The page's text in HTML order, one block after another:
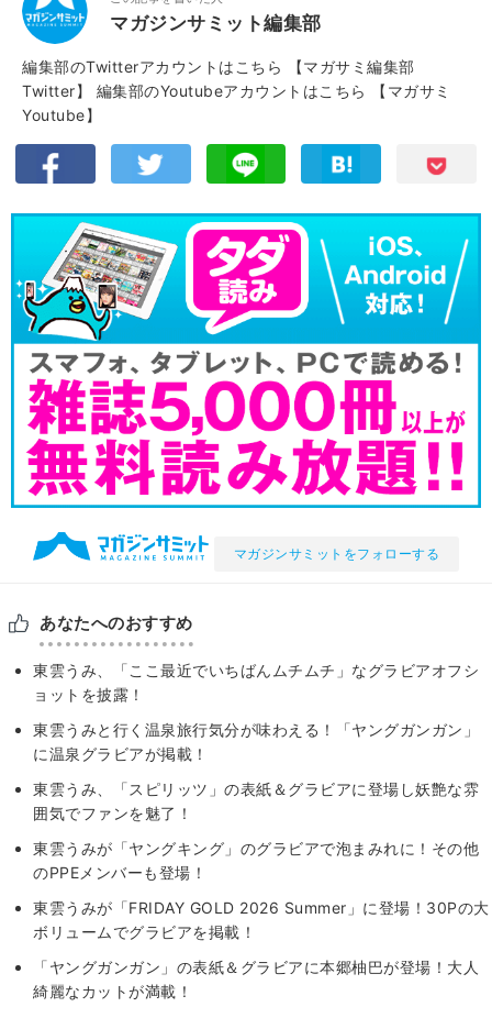
マガジンサミット編集部
編集部のTwitterアカウントはこちら
【マガサミ編集部
Twitter】
編集部のYoutubeアカウントはこちら
【マガサミ
Youtube】
マガジンサミットをフォローする
あなたへのおすすめ
東雲うみ、「ここ最近でいちばんムチムチ」なグラビアオフシ
ョットを披露！
東雲うみと行く温泉旅行気分が味わえる！「ヤングガンガン」
に温泉グラビアが掲載！
東雲うみ、「スピリッツ」の表紙＆グラビアに登場し妖艶な雰
囲気でファンを魅了！
東雲うみが「ヤングキング」のグラビアで泡まみれに！その他
のPPEメンバーも登場！
東雲うみが「FRIDAY GOLD 2026 Summer」に登場！30Pの大
ボリュームでグラビアを掲載！
「ヤングガンガン」の表紙＆グラビアに本郷柚巴が登場！大人
綺麗なカットが満載！